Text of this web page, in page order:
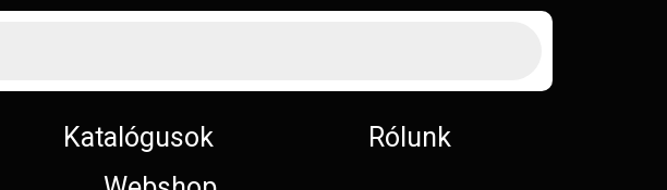
Katalógusok
Rólunk